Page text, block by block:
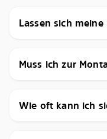
Lassen sich
Muss ich zur
Wie oft kann ich